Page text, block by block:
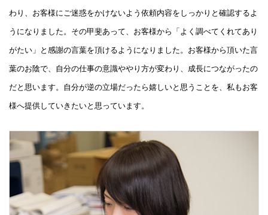
わり、お客様にご迷惑をかけないよう依頼内容をしっかりと確認するよ
うになりました。その甲斐あって、お客様から「よく調べてくれてあり
がたい」と感謝の言葉を頂けるようになりました。お客様から頂いた言
葉のお陰で、自分の仕事の意識ややり方が変わり、成長につながったの
だと思います。自分が逆の立場だったら嬉しいと思うことを、私もお客
様へ提供していきたいと思っています。